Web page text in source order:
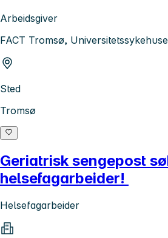
Arbeidsgiver
FACT Tromsø,
Sted
Tromsø
Geriatrisk sengepost
helsefagarbeider!
Helsefagarbeider